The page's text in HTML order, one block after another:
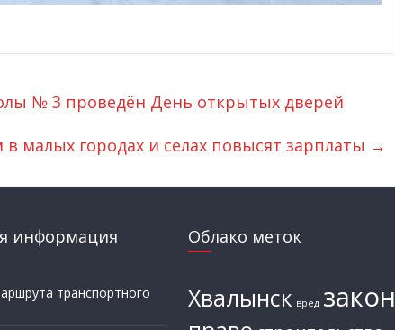
№ 3 проведён День открытых дверей
малых городах и селах повысят зарплаты →
информация
транспортного
Облако меток
Хвалынск вред закон